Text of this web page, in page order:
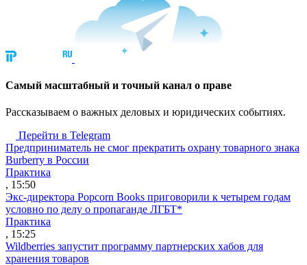
Cамый масштабный и точный канал о праве
Рассказываем о важных деловых и юридических событиях.
Перейти в Telegram
Предприниматель не смог прекратить охрану товарного знака
Burberry в России
Практика
, 15:50
Экс-директора Popcorn Books приговорили к четырем годам
условно по делу о пропаганде ЛГБТ*
Практика
, 15:25
Wildberries запустит программу партнерских хабов для
хранения товаров